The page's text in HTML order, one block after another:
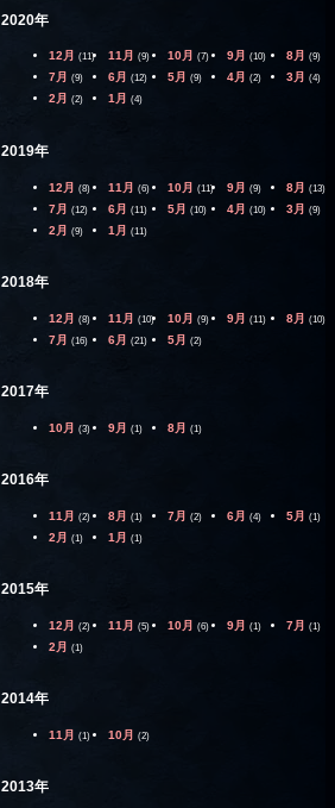
2020年
12月 (11) 11月 (9) 10月 (7) 9月 (10) 8月 (9)
7月 (9) 6月 (12) 5月 (9) 4月 (2) 3月 (4)
2月 (2) 1月 (4)
2019年
12月 (8) 11月 (6) 10月 (11) 9月 (9) 8月 (13)
7月 (12) 6月 (11) 5月 (10) 4月 (10) 3月 (9)
2月 (9) 1月 (11)
2018年
12月 (8) 11月 (10) 10月 (9) 9月 (11) 8月 (10)
7月 (16) 6月 (21) 5月 (2)
2017年
10月 (3) 9月 (1) 8月 (1)
2016年
11月 (2) 8月 (1) 7月 (2) 6月 (4) 5月 (1)
2月 (1) 1月 (1)
2015年
12月 (2) 11月 (5) 10月 (6) 9月 (1) 7月 (1)
2月 (1)
2014年
11月 (1) 10月 (2)
2013年